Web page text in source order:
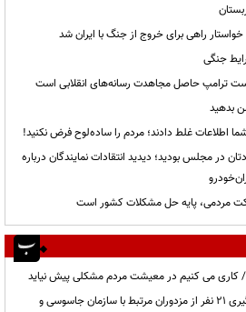
راهی برای خروج از جنگ با ایران شد
جنگی
ترامپ حاصل مجاهدت رسانه‌های انقلابی است
بدهید
اطلاعات غلط دادند؛ مردم را ساده‌لوح فرض نکنید!
در مجلس بودید؛ دیدید انتقادات نمایندگان درباره
مردمی، پایه حل مشکلات کشور است
کاری می کنیم در معیشت مردم مشکلی پیش نیاید
وزارت اطلاعات: شناسایی و دستگیری ۲۱ نفر از مزدوران مرتبط با سازمان جاسوسی و